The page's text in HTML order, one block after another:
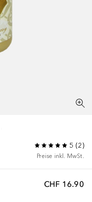
5 (2)
Preise inkl. MwSt.
CHF 16.90